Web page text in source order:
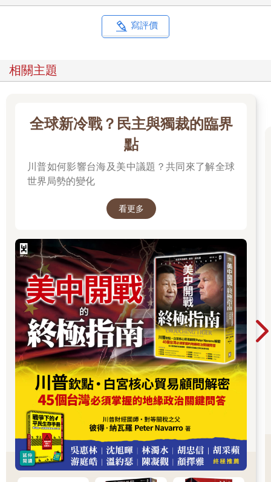
寫評價
相關主題
全球新冷戰？民主與獨裁的臨界
點
川普如何影響台海及美中議題？共同來了解全球
世界局勢的變化
看更多